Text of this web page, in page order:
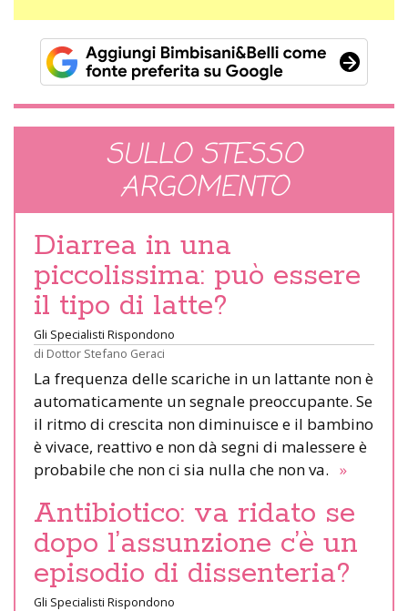
SULLO STESSO
ARGOMENTO
Diarrea in una
piccolissima: può essere
il tipo di latte?
Gli Specialisti Rispondono
di Dottor Stefano Geraci
La frequenza delle scariche in un lattante non è
automaticamente un segnale preoccupante. Se
il ritmo di crescita non diminuisce e il bambino
è vivace, reattivo e non dà segni di malessere è
probabile che non ci sia nulla che non va. »
Antibiotico: va ridato se
dopo l’assunzione c’è un
episodio di dissenteria?
Gli Specialisti Rispondono